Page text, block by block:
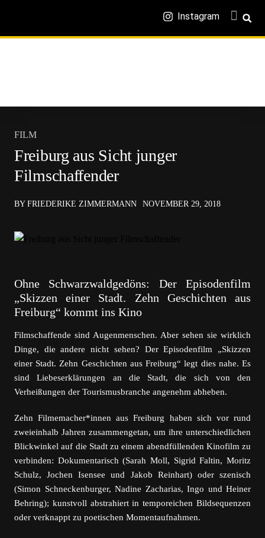
Instagram
FILM
Freiburg aus Sicht junger
Filmschaffender
BY FRIEDERIKE ZIMMERMANN NOVEMBER 29, 2018
Ohne Schwarzwaldgedöns: Der Episodenfilm
„Skizzen einer Stadt. Zehn Geschichten aus
Freiburg“ kommt ins Kino
Filmschaffende sind Augenmenschen. Aber sehen sie wirklich
Dinge, die andere nicht sehen? Der Episodenfilm „Skizzen
einer Stadt. Zehn Geschichten aus Freiburg“ legt dies nahe. Es
sind Liebeserklärungen an die Stadt, die sich von den
Verheißungen der Tourismusbranche angenehm abheben.
Zehn Filmemacher*innen aus Freiburg haben sich vor rund
zweieinhalb Jahren zusammengetan, um ihre unterschiedlichen
Blickwinkel auf die Stadt zu einem abendfüllenden Kinofilm zu
verbinden: Dokumentarisch (Sarah Moll, Sigrid Faltin, Moritz
Schulz, Jochen Isensee und Jakob Reinhart) oder szenisch
(Simon Schneckenburger, Nadine Zacharias, Ingo und Heiner
Behring); kunstvoll abstrahiert in temporeichen Bildsequenzen
oder verknappt zu poetischen Momentaufnahmen.